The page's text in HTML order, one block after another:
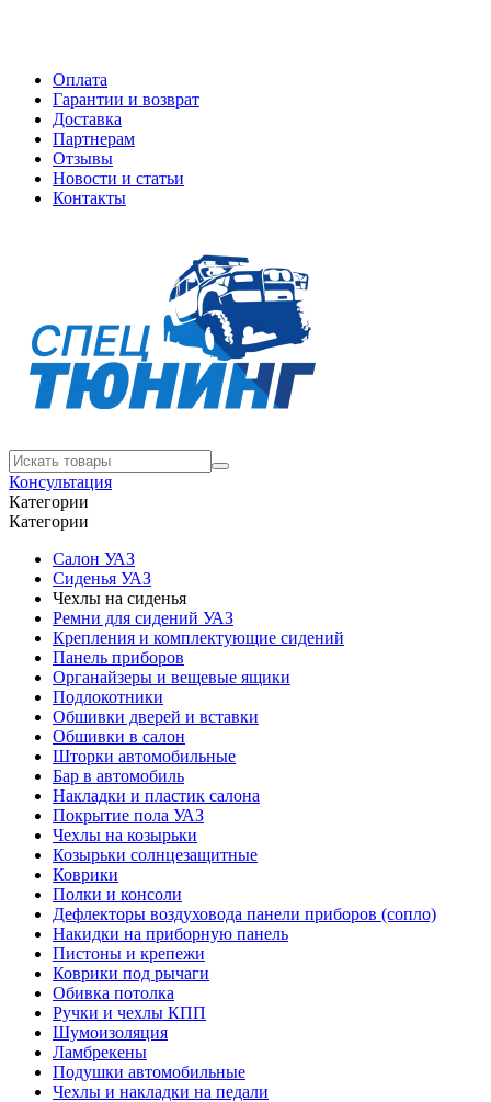
Оплата
Гарантии и возврат
Доставка
Партнерам
Отзывы
Новости и статьи
Контакты
Консультация
Категории
Категории
Салон УАЗ
Сиденья УАЗ
Чехлы на сиденья
Ремни для сидений УАЗ
Крепления и комплектующие сидений
Панель приборов
Органайзеры и вещевые ящики
Подлокотники
Обшивки дверей и вставки
Обшивки в салон
Шторки автомобильные
Бар в автомобиль
Накладки и пластик салона
Покрытие пола УАЗ
Чехлы на козырьки
Козырьки солнцезащитные
Коврики
Полки и консоли
Дефлекторы воздуховода панели приборов (сопло)
Накидки на приборную панель
Пистоны и крепежи
Коврики под рычаги
Обивка потолка
Ручки и чехлы КПП
Шумоизоляция
Ламбрекены
Подушки автомобильные
Чехлы и накладки на педали